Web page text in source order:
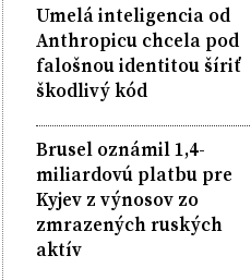
Umelá inteligencia od
Anthropicu chcela pod
falošnou identitou šíriť
škodlivý kód
Brusel oznámil 1,4-
miliardovú platbu pre
Kyjev z výnosov zo
zmrazených ruských
aktív